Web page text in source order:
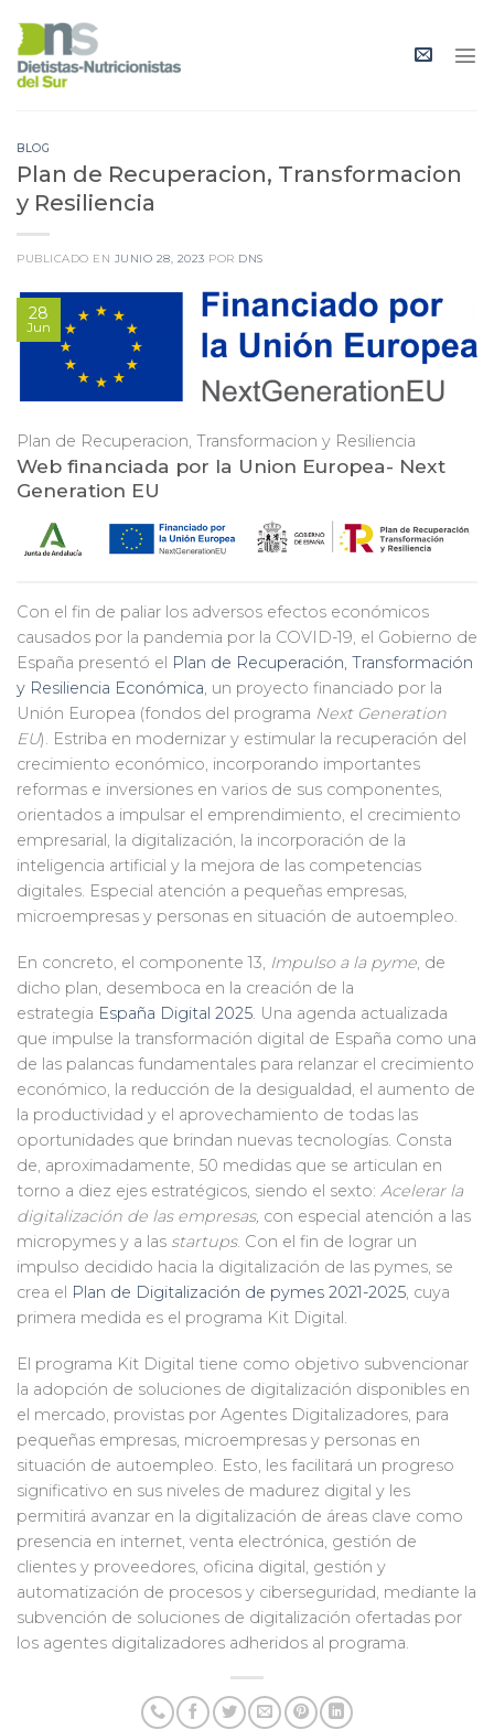
content
BLOG
Plan de Recuperacion, Transformacion
y Resiliencia
PUBLICADO EN JUNIO 28, 2023 POR DNS
28
Jun
Plan de Recuperacion, Transformacion y Resiliencia
Web financiada por la Union Europea- Next
Generation EU
Con el fin de paliar los adversos efectos económicos
causados por la pandemia por la COVID-19, el Gobierno de
España presentó el Plan de Recuperación, Transformación
y Resiliencia Económica, un proyecto financiado por la
Unión Europea (fondos del programa Next Generation
EU). Estriba en modernizar y estimular la recuperación del
crecimiento económico, incorporando importantes
reformas e inversiones en varios de sus componentes,
orientados a impulsar el emprendimiento, el crecimiento
empresarial, la digitalización, la incorporación de la
inteligencia artificial y la mejora de las competencias
digitales. Especial atención a pequeñas empresas,
microempresas y personas en situación de autoempleo.
En concreto, el componente 13, Impulso a la pyme, de
dicho plan, desemboca en la creación de la
estrategia España Digital 2025. Una agenda actualizada
que impulse la transformación digital de España como una
de las palancas fundamentales para relanzar el crecimiento
económico, la reducción de la desigualdad, el aumento de
la productividad y el aprovechamiento de todas las
oportunidades que brindan nuevas tecnologías. Consta
de, aproximadamente, 50 medidas que se articulan en
torno a diez ejes estratégicos, siendo el sexto: Acelerar la
digitalización de las empresas, con especial atención a las
micropymes y a las startups. Con el fin de lograr un
impulso decidido hacia la digitalización de las pymes, se
crea el Plan de Digitalización de pymes 2021-2025, cuya
primera medida es el programa Kit Digital.
El programa Kit Digital tiene como objetivo subvencionar
la adopción de soluciones de digitalización disponibles en
el mercado, provistas por Agentes Digitalizadores, para
pequeñas empresas, microempresas y personas en
situación de autoempleo. Esto, les facilitará un progreso
significativo en sus niveles de madurez digital y les
permitirá avanzar en la digitalización de áreas clave como
presencia en internet, venta electrónica, gestión de
clientes y proveedores, oficina digital, gestión y
automatización de procesos y ciberseguridad, mediante la
subvención de soluciones de digitalización ofertadas por
los agentes digitalizadores adheridos al programa.